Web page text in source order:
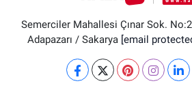
Semerciler Mahallesi Çınar Sok.
Adapazarı / Sakarya [email